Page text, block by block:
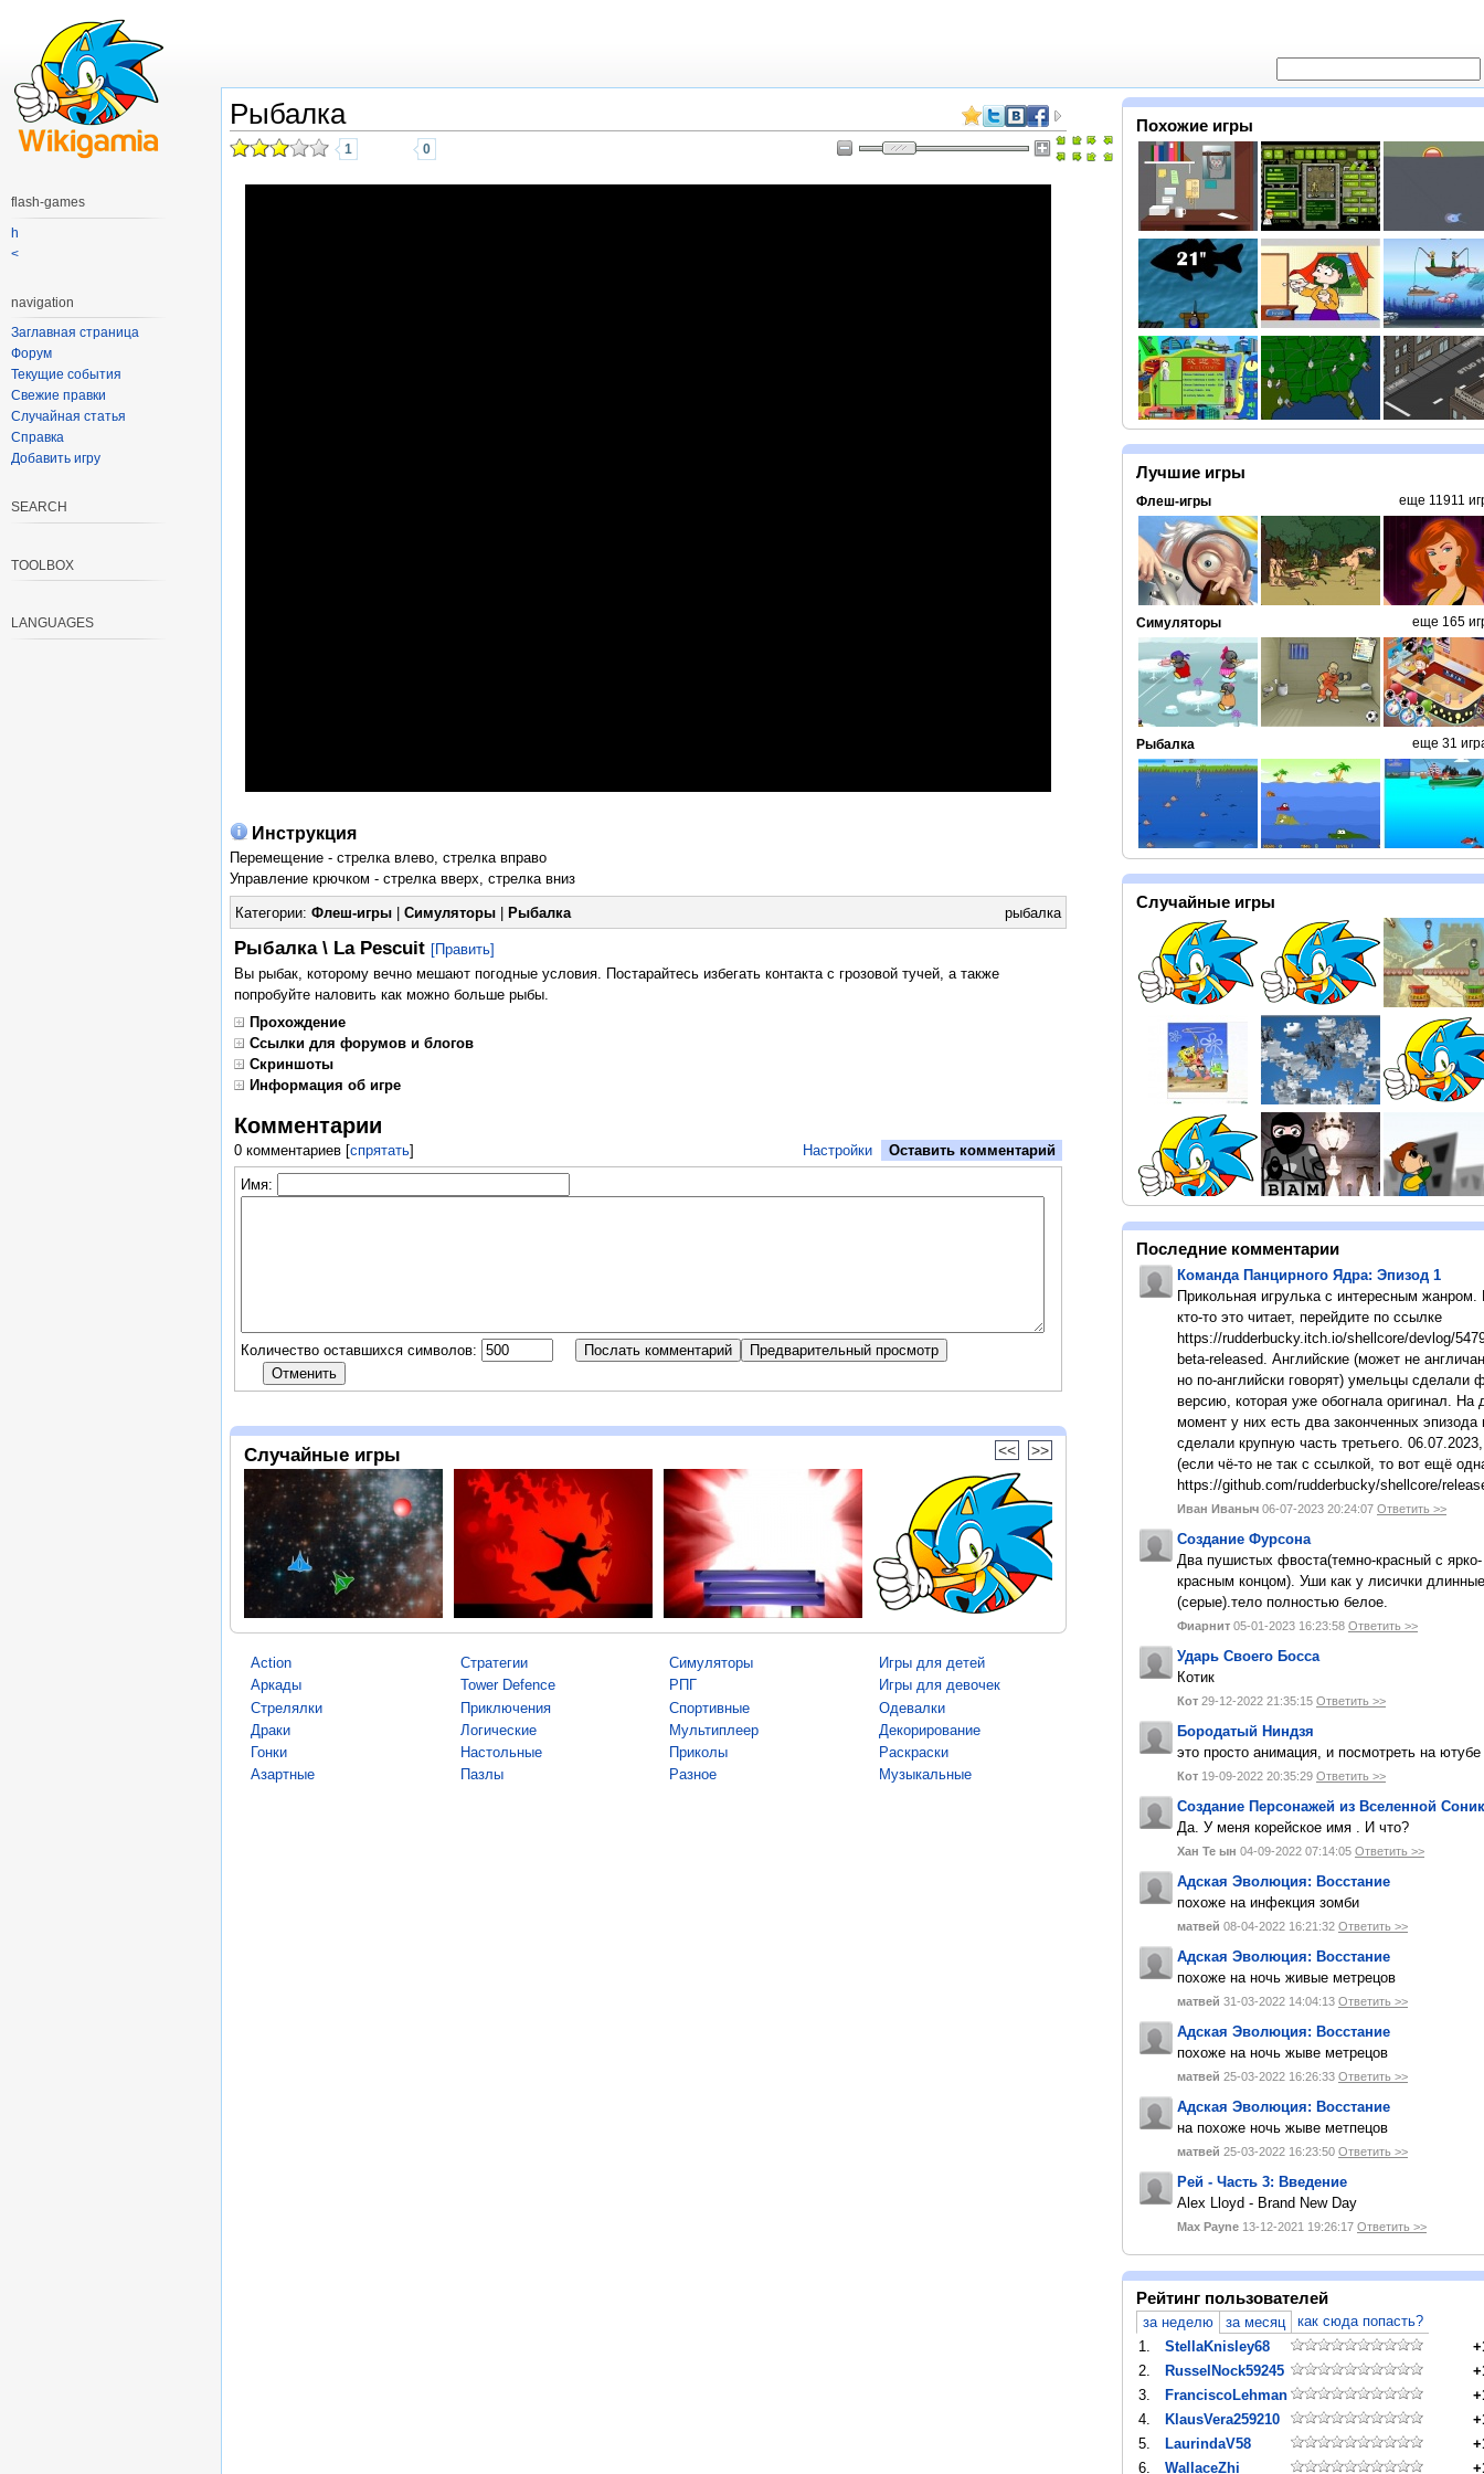
Рыбалка
1 0
Инструкция
Перемещение - стрелка влево, стрелка вправо
Управление крючком - стрелка вверх, стрелка вниз
Категории: Флеш-игры| Симуляторы| Рыбалка рыбалка
Рыбалка \ La Pescuit [Править]
Вы рыбак, которому вечно мешают погодные условия. Постарайтесь избегать контакта с грозовой тучей, а также
попробуйте наловить как можно больше рыбы.
Прохождение
Ссылки для форумов и блогов
Скриншоты
Информация об игре
Комментарии
0 комментариев[спрятать] Оставить комментарий
Настройки
Имя:
Количество оставшихся символов:
Случайные игры << >>
Action
Аркады
Стрелялки
Драки
Гонки
Азартные
Стратегии
Tower Defence
Приключения
Логические
Настольные
Пазлы
Симуляторы
РПГ
Спортивные
Мультиплеер
Приколы
Разное
Игры для детей
Игры для девочек
Одевалки
Декорирование
Раскраски
Музыкальные
Похожие игры
Лучшие игры
Флеш-игры еще 11911
Симуляторы еще 165
Рыбалка еще 31
Случайные игры
Последние комментарии
Команда Панцирного Ядра: Эпизод 1
Прикольная игрулька с интересным жанром.
кто-то это читает, перейдите по ссылке
https://rudderbucky.itch.io/shellcore/devlog/
beta-released. Английские (может не
но по-английски говорят) умельцы сделали
версию, которая уже обогнала оригинал. На
момент у них есть два законченных эпизода
сделали крупную часть третьего.
(если чё-то не так с ссылкой, то вот ещё
https://github.com/rudderbucky/shellcore/
Иван Иваныч 06-07-2023 20:24:07 Ответить >>
Создание Фурсона
Два пушистых фвоста(темно-красный с ярко-
красным концом). Уши как у лисички длинные
(серые).тело полностью белое.
Фиарнит 05-01-2023 16:23:58 Ответить >>
Ударь Своего Босса
Котик
Кот 29-12-2022 21:35:15 Ответить >>
Бородатый Ниндзя
это просто анимация, и посмотреть на
Кот 19-09-2022 20:35:29 Ответить >>
Создание Персонажей из Вселенной
Да. У меня корейское имя . И что?
Хан Те ын 04-09-2022 07:14:05 Ответить >>
Адская Эволюция: Восстание
похоже на инфекция зомби
матвей 08-04-2022 16:21:32 Ответить >>
Адская Эволюция: Восстание
похоже на ночь живые метрецов
матвей 31-03-2022 14:04:13 Ответить >>
Адская Эволюция: Восстание
похоже на ночь жыве метрецов
матвей 25-03-2022 16:26:33 Ответить >>
Адская Эволюция: Восстание
на похоже ночь жыве метпецов
матвей 25-03-2022 16:23:50 Ответить >>
Рей - Часть 3: Введение
Alex Lloyd - Brand New Day
Max Payne 13-12-2021 19:26:17 Ответить >>
Рейтинг пользователей
за неделю за месяц
как сюда попасть?
1.
StellaKnisley68
2.
RusselNock59245
3.
FranciscoLehman
4.
KlausVera259210
5.
LaurindaV58
6.
WallaceZhi
flash-games
h
<
navigation
Заглавная страница
Форум
Текущие события
Свежие правки
Случайная статья
Справка
Добавить игру
SEARCH
TOOLBOX
LANGUAGES